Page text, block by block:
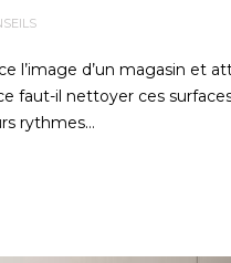
l’image d’un magasin et
faut-il nettoyer ces
rythmes…